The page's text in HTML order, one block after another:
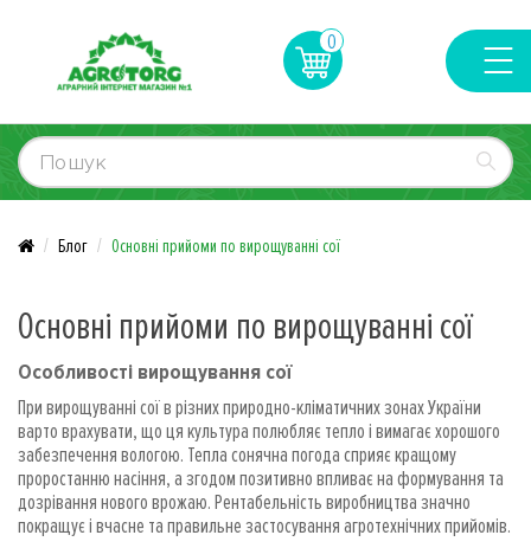
0
Блог Основні прийоми по вирощуванні сої
Основні прийоми по вирощуванні сої
Особливості вирощування сої
При вирощуванні сої в різних природно-кліматичних зонах України
варто врахувати, що ця культура полюбляє тепло і вимагає хорошого
забезпечення вологою. Тепла сонячна погода сприяє кращому
проростанню насіння, а згодом позитивно впливає на формування та
дозрівання нового врожаю. Рентабельність виробництва значно
покращує і вчасне та правильне застосування агротехнічних прийомів.